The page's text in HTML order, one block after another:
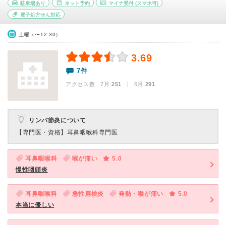
駐車場あり ネット予約 マイナ受付 (スマホ可)
電子処方せん対応
土曜（〜12:30）
3.69
7件
アクセス数 7月:251 | 6月:291
リンパ節炎について
【専門医・資格】 耳鼻咽喉科専門医
耳鼻咽喉科 喉が痛い
5.0
慢性咽頭炎
耳鼻咽喉科 急性扁桃炎 発熱・喉が痛い
5.0
本当に優しい